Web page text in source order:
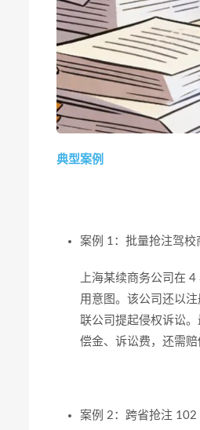
典型案例
案例 1：批量抢注驾
上海某续商务公司在
用意图。该公司还以
联公司提起侵权诉讼
偿金、诉讼费，还需赔
案例 2：跨省抢注